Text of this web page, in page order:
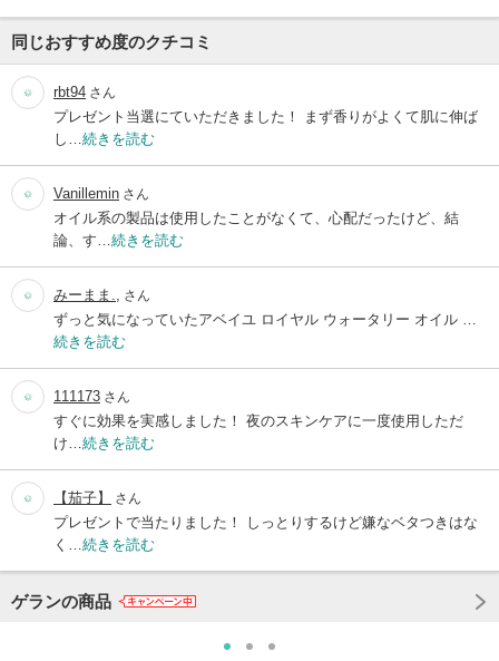
同じおすすめ度のクチコミ
rbt94 さん
プレゼント当選にていただきました！ まず香りがよくて肌に伸ば
し…続きを読む
Vanillemin さん
オイル系の製品は使用したことがなくて、心配だったけど、結
論、す…続きを読む
みーまま., さん
ずっと気になっていたアベイユ ロイヤル ウォータリー オイル …
続きを読む
111173 さん
すぐに効果を実感しました！ 夜のスキンケアに一度使用しただ
け…続きを読む
【茄子】 さん
プレゼントで当たりました！ しっとりするけど嫌なベタつきはな
く…続きを読む
ゲランの商品